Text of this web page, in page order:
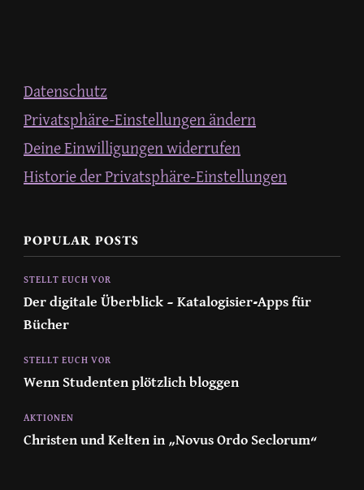
Datenschutz
Privatsphäre-Einstellungen ändern
Deine Einwilligungen widerrufen
Historie der Privatsphäre-Einstellungen
POPULAR POSTS
STELLT EUCH VOR
Der digitale Überblick – Katalogisier-Apps für
Bücher
STELLT EUCH VOR
Wenn Studenten plötzlich bloggen
AKTIONEN
Christen und Kelten in „Novus Ordo Seclorum“